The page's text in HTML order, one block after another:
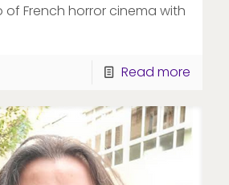
French horror cinema with
Read more